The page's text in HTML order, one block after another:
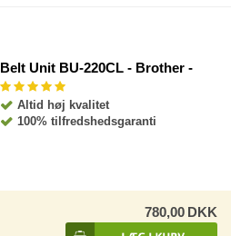
Belt Unit BU-220CL - Brother -
Altid høj kvalitet
100% tilfredshedsgaranti
780,00 DKK